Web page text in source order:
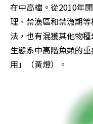
在中高檔。從2010年
理、禁漁區和禁漁期
法，也有混獲其他物
生態系中高階魚類的
用」（黃燈）。